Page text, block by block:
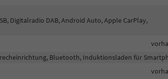
Digitalradio DAB, Android Auto, Apple CarPlay,
Bluetooth, Induktionsladen für